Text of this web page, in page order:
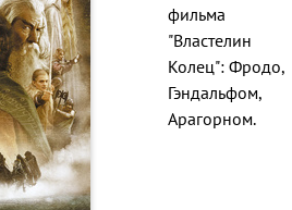
фильма
"Властелин
Колец": Фродо,
Гэндальфом,
Арагорном.